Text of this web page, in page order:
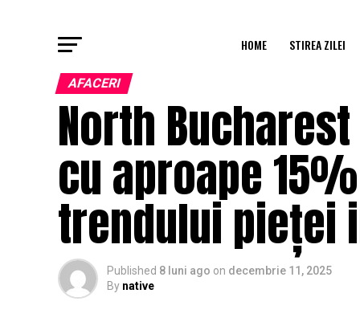
HOME STIREA ZILEI
AFACERI
North
cu aproape
trendului pieței
Published 8 luni ago on decembrie 11, 2025
By native